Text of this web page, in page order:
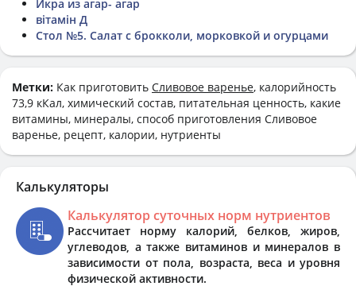
Икра из агар- агар
вітамін Д
Стол №5. Салат с брокколи, морковкой и огурцами
Метки: Как приготовить Сливовое варенье, калорийность
73,9 кКал, химический состав, питательная ценность, какие
витамины, минералы, способ приготовления Сливовое
варенье, рецепт, калории, нутриенты
Калькуляторы
Калькулятор суточных норм нутриентов
Рассчитает норму калорий, белков, жиров,
углеводов, а также витаминов и минералов в
зависимости от пола, возраста, веса и уровня
физической активности.